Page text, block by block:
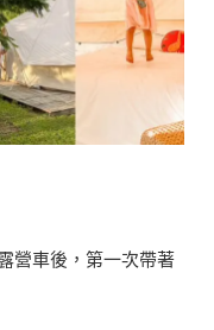
營車後，第一次帶著